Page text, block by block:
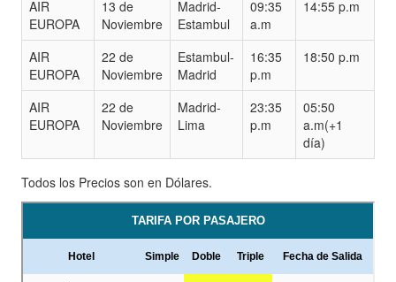
AIR
EUROPA
13 de
Noviembre
Madrid-
Estambul
09:35
a.m
14:55 p.m
AIR
EUROPA
22 de
Noviembre
Estambul-
Madrid
16:35
p.m
18:50 p.m
AIR
EUROPA
22 de
Noviembre
Madrid-
Lima
23:35
p.m
05:50
a.m(+1
día)
Todos los Precios son en Dólares.